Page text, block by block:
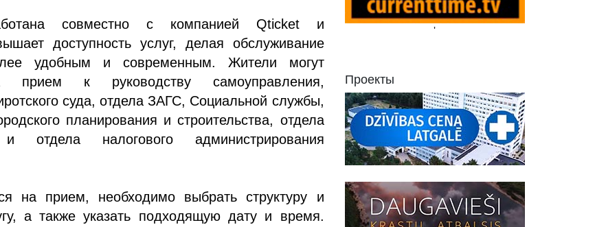
совместно с компанией Qticket и
доступность услуг, делая обслуживание
удобным и современным. Жители могут
прием к руководству самоуправления,
суда, отдела ЗАГС, Социальной службы,
планирования и строительства, отдела
отдела налогового администрирования
на прием, необходимо выбрать структуру и
а также указать подходящую дату и время.
'
Проекты